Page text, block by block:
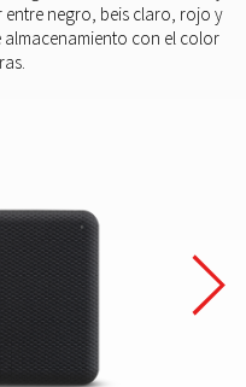
negro, beis claro, rojo y
almacenamiento con el color